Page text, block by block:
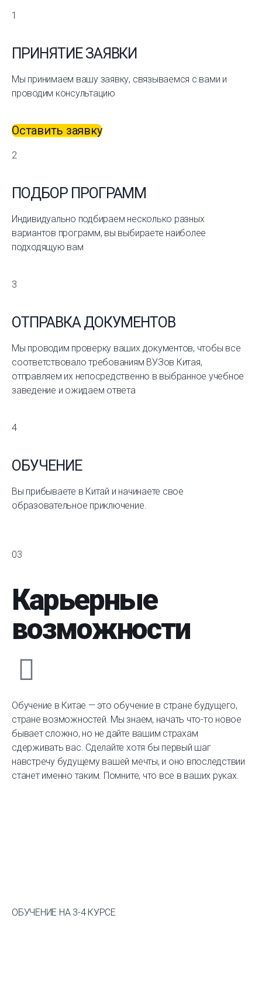
1
ПРИНЯТИЕ ЗАЯВКИ
Мы принимаем вашу заявку, связываемся с вами и
проводим консультацию
Оставить заявку
2
ПОДБОР ПРОГРАММ
Индивидуально подбираем несколько разных
вариантов программ, вы выбираете наиболее
подходящую вам
3
ОТПРАВКА ДОКУМЕНТОВ
Мы проводим проверку ваших документов, чтобы все
соответствовало требованиям ВУЗов Китая,
отправляем их непосредственно в выбранное учебное
заведение и ожидаем ответа
4
ОБУЧЕНИЕ
Вы прибываете в Китай и начинаете свое
образовательное приключение.
03
Карьерные
возможности
Обучение в Китае — это обучение в стране будущего,
стране возможностей. Мы знаем, начать что-то новое
бывает сложно, но не дайте вашим страхам
сдерживать вас. Сделайте хотя бы первый шаг
навстречу будущему вашей мечты, и оно впоследствии
станет именно таким. Помните, что все в ваших руках.
ОБУЧЕНИЕ НА 3-4 КУРСЕ